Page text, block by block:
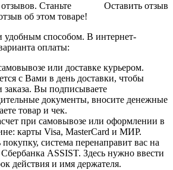
Оставить отзыв
Станьте
об этом товаре!
удобным способом. В интернет-
оплаты:
или доставке курьером.
с Вами в день доставки, чтобы
заказа. Вы подписываете
документы, вносите денежные
товар и чек.
при самовывозе или оформлении в
карты Visa, MasterCard и МИР.
система перенаправит вас на
ASSIST. Здесь нужно ввести
действия и имя держателя.